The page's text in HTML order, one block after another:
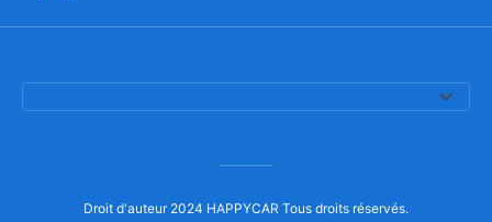
Droit d'auteur 2024 HAPPYCAR Tous droits réservés.